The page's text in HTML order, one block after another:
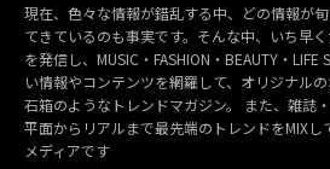
現在、色々な情報が錯乱する中、どの情報が
てきているのも事実です。そんな中、いち早
を発信し、MUSIC・FASHION・BEAUTY・
い情報やコンテンツを網羅して、オリジナル
石箱のようなトレンドマガジン。 また、雑誌
平面からリアルまで最先端のトレンドをMIX
メディアです